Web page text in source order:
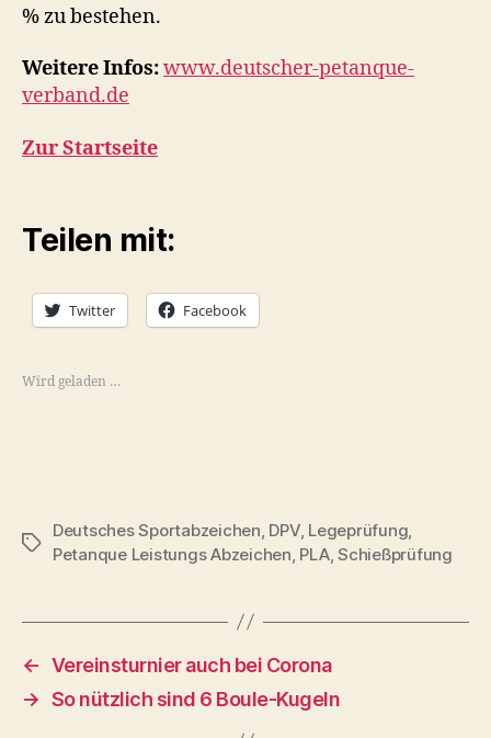
% zu bestehen.
Weitere Infos:www.deutscher-petanque-
verband.de
Zur Startseite
Teilen mit:
Twitter Facebook
Wird geladen …
Schlagwörter
Deutsches Sportabzeichen, DPV, Legeprüfung,
Petanque Leistungs Abzeichen, PLA,Schießprüfung
← Vereinsturnier auch bei Corona
→ So nützlich sind 6 Boule-Kugeln